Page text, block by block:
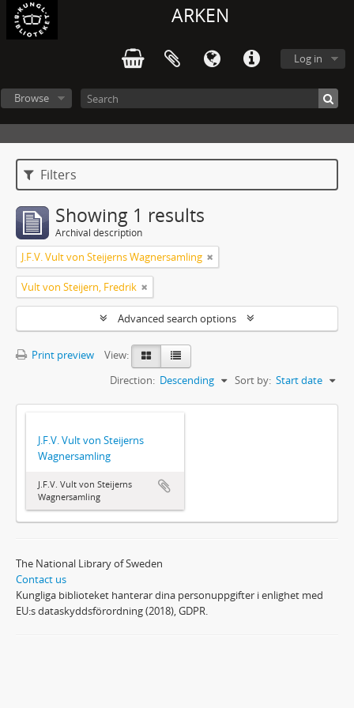
ARKEN
Log in
Browse
Filters
Showing 1 results
Archival description
J.F.V. Vult von Steijerns Wagnersamling
Vult von Steijern, Fredrik
Advanced search options
Print preview
View:
Sort by: Start date
Direction: Descending
J.F.V. Vult von Steijerns
Wagnersamling
J.F.V. Vult von Steijerns
Wagnersamling
The National Library of Sweden
Contact us
Kungliga biblioteket hanterar dina personuppgifter i enlighet med
EU:s dataskyddsförordning (2018), GDPR.